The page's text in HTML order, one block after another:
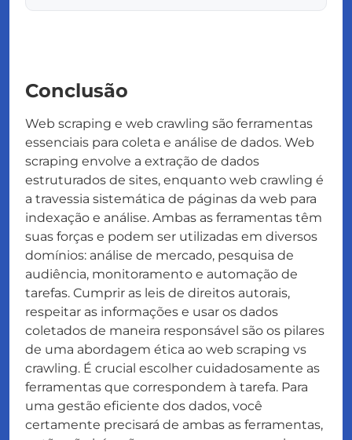
Conclusão
Web scraping e web crawling são ferramentas
essenciais para coleta e análise de dados. Web
scraping envolve a extração de dados
estruturados de sites, enquanto web crawling é
a travessia sistemática de páginas da web para
indexação e análise. Ambas as ferramentas têm
suas forças e podem ser utilizadas em diversos
domínios: análise de mercado, pesquisa de
audiência, monitoramento e automação de
tarefas. Cumprir as leis de direitos autorais,
respeitar as informações e usar os dados
coletados de maneira responsável são os pilares
de uma abordagem ética ao web scraping vs
crawling. É crucial escolher cuidadosamente as
ferramentas que correspondem à tarefa. Para
uma gestão eficiente dos dados, você
certamente precisará de ambas as ferramentas,